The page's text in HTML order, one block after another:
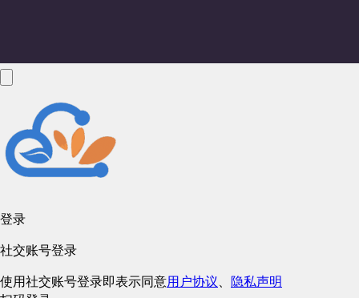
登录
社交账号登录
使用社交账号登录即表示同意用户协议、 隐私声明